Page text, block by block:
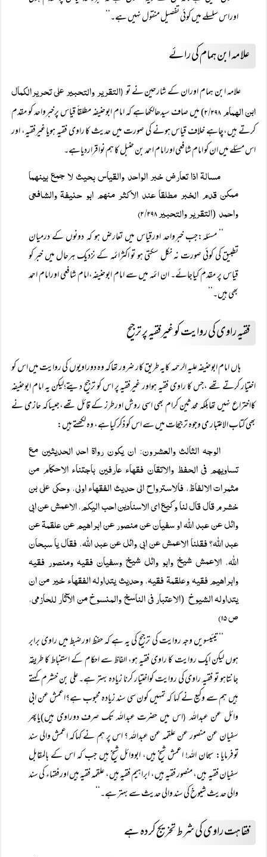
اوراس سلسلے میں کوئی تفصیل منقول نہیں ہے۔‘‘
علامہ ابن ہمام کی رائے
علامہ ابن ہمام اوران کے شارحین نے تو(التقریر والتحبیر علی تحریرالکمال
ابن الھمام ۲/۲۹۸
) میں صاف سیدھالکھاہے کہ امام ابوحنیفہ مطلقاً قیاس پرخبرواحد کو مقدم
کرتے ہیں،چاہے خلاف قیاس ہونے کی صورت میں حدیث کا راوی فقیہ ہویاغیرفقیہ، اور
اس مسئلے میں ان کو امام شافعی اورامام احمد بن حنبل کا ہم نواقراردیاہے۔
مسالۃ اذا تعارض خبر الواحد والقیاس بحیث لا جمع بینھما
ممکن قدم الخبر مطلقا عند الاکثر منھم ابو حنیفۃ والشافعی
واحمد(التقریر والتحبیر ۲/۲۹۸)
’’ مسئلہ:جب خبرواحد اورقیاس میں تعارض ہو کہ دونوں کے درمیان
تطبیق کی کوئی صورت نہ نکل سکتی ہو تو اکثرائمہ کے نزدیک ہرحال میں خبر کو
قیاس پر مقدم کیاجائے۔ ان ائمہ میں سے امام ابوحنیفہ،امام شافعی اورامام احمد
بھی ہیں۔‘‘
فقیہ راوی کی روایت کو غیرفقیہ پر ترجیح
ہاں امام ابوحنیفہ علیہ الرحمہ کایہ طریق کار ضرور تھاکہ وہ دوراویوں کی روایت میں اس کو
اختیار کرتے تھے ،جس کا راوی فقیہ ہواور غیرفقیہ پر اس کو ترجیح دیتے؛لیکن یہ امام ابوحنیفہ
کااختراع نہیں تھابلکہ محدثین کرام بھی اسی روش اورطرز کے قائل تھے،جیساکہ حازمی نے
بھی کتاب الاعتبار می وجوہ ترجیحات میں سے اس کو ذکر کیاہے، وہ لکھتے ہیں:
الوجہ الثالث والعشرون: ان یکون رواۃ احد الحدیثین مع
تساویھم فی الحفظ والاتقان فقھاء عارفین باجتناء الاحکام من
مثمرات الالفاظ، فالاسترواح الی حدیث الفقھاء اولی، وحکی علی بن
خشرم قال قال لنا وکیع ای الاسنادین احب الیکم، الاعمش عن ابی
وائل عن عبد اللہ او سفیان عن منصور عن ابراھیم عن علقمۃ عن
عبد اللہ؟ فقلنا الاعمش عن ابی وائل عن عبد اللہ، فقال یا سبحان
اللہ، الاعمش شیخ وابو وائل شیخ وسفیان فقیہ ومنصور فقیہ
وابراھیم فقیہ وعلقمۃ فقیہ، وحدیث یتداولہ الفقھاء خیر من ان
یتداولہ الشیوخ (الاعتبار فی الناسخ والمنسوخ من الآثار للحازمی،
ص ۱۵)
’’تیئیسویں وجہ روایت کی ترجیح کی یہ ہے کہ حفظ اورضبط میں راوی برابر
ہوں لیکن ایک روایت کا راوی فقیہ ہو، الفاظ سے احکام کے استنباط کا طریقہ
جانتاہو تو فقیہ راوی کی روایت کواختیار کرنا زیادہ بہتر ہے۔ علی بن خشرم کہتے
ہیں ہم سے وکیع نے کہا کہ تمہیں کون سی سند زیادہ محبوب ہے؟اعمش عن ابی
وائل عن عبداللہ(اس میں حضرت عبداللہ تک صرف دوراوی ہیں)یاپھر
سفیان عن منصور عن علقمہ عن عبداللہ ؟ اس پر ہم نے کہاکہ اعمش والی سند
توفرمایا: سبحان اللہ! اعمش شیخ ہیں، ابووائل شیخ ہیں جب کہ اس کے بالمقابل
سفیان فقیہ ہیں، منصور فقیہ ہیں، ابراہیم فقیہ ہیں، علقمہ فقیہ ہیں اورفقہاء کی سند
والی حدیث شیوخ کی سند والی حدیث سے بہتر ہے۔‘‘
فقاہت راوی کی شرط تخریج کردہ ہے